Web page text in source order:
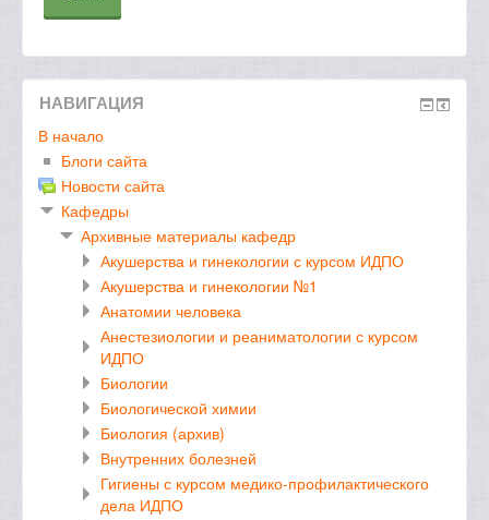
НАВИГАЦИЯ
В начало
Блоги сайта
Новости сайта
Кафедры
Архивные материалы кафедр
Акушерства и гинекологии с курсом ИДПО
Акушерства и гинекологии №1
Анатомии человека
Анестезиологии и реаниматологии с курсом
ИДПО
Биологии
Биологической химии
Биология (архив)
Внутренних болезней
Гигиены с курсом медико-профилактического
дела ИДПО